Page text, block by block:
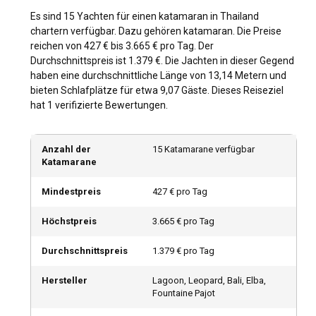
wettbewerbsfähige Preise. Auch saisonale
Veranstaltungen wie Songkran (thailändisches Neujahr)
sind eine tolle Zeit für einen Besuch.
Wie sind die Wetter- und Segelbedingungen in
Thailand?
mit Temperaturen um die 30 °C. Die Monsunzeit von Mai bis
Oktober kann sich manchmal auf Ihre Segelpläne
auswirken. Die Windverhältnisse begünstigen meist eine
bieten angenehme Badebedingungen.
erkunden?
Tempeln, dem köstlichen Streetfood und den freundlichen
Es sind 15 Yachten für einen katamaran in Thailand
chartern verfügbar. Dazu gehören katamaran. Die Preise
reichen von 427 € bis 3.665 € pro Tag. Der
Durchschnittspreis ist 1.379 €. Die Jachten in dieser Gegend
haben eine durchschnittliche Länge von 13,14 Metern und
bieten Schlafplätze für etwa 9,07 Gäste. Dieses Reiseziel
hat 1 verifizierte Bewertungen.
Anzahl der
Katamarane
15 Katamarane verfügbar
Mindestpreis 427 € pro Tag
Höchstpreis 3.665 € pro Tag
Durchschnittspreis 1.379 € pro Tag
Hersteller
Lagoon, Leopard, Bali, Elba,
Fountaine Pajot